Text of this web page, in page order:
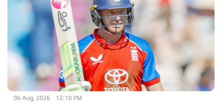
06 Aug, 2026 12:10 PM